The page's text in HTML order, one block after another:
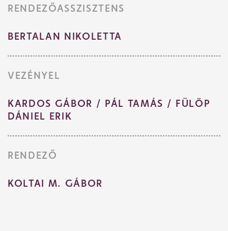
RENDEZŐASSZISZTENS
BERTALAN NIKOLETTA
VEZÉNYEL
KARDOS GÁBOR / PÁL TAMÁS / FÜLÖP
DÁNIEL ERIK
RENDEZŐ
KOLTAI M. GÁBOR